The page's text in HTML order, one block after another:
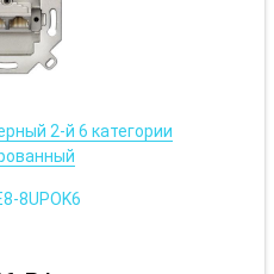
2-й 6 категории
8UPOK6